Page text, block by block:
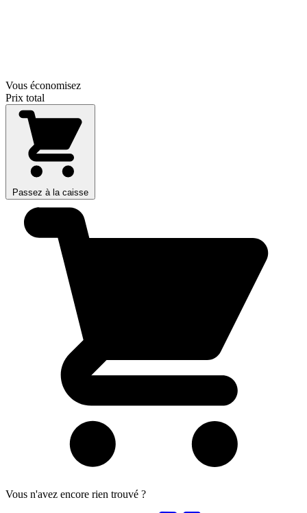
Vous économisez
Prix total
Passez à la caisse
Vous n'avez encore rien trouvé ?